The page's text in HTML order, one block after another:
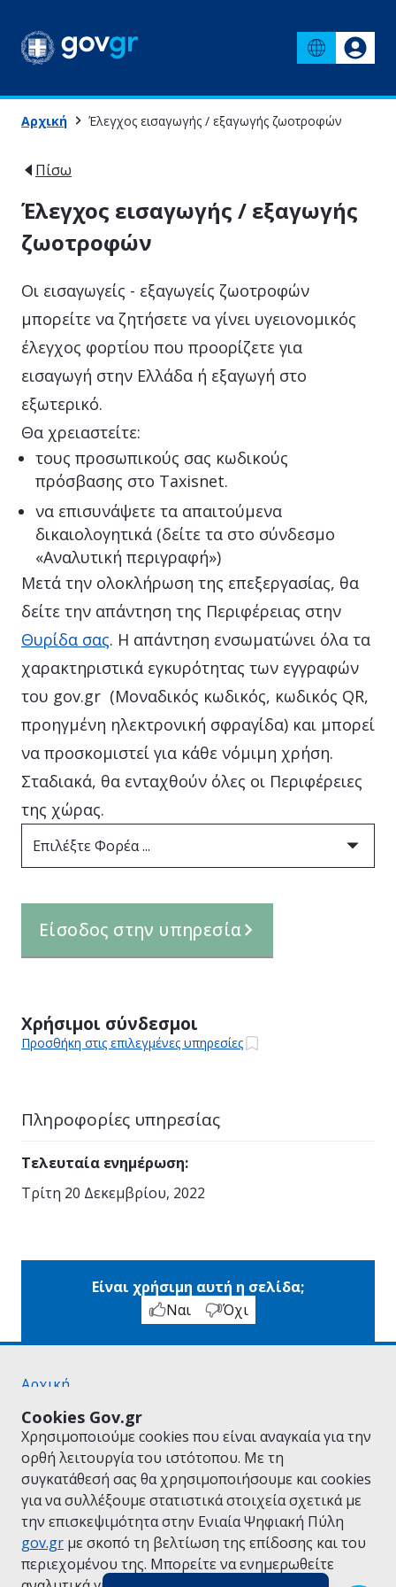
Cookies Gov.gr
Χρησιμοποιούμε cookies που είναι αναγκαία για την
ορθή λειτουργία του ιστότοπου. Με τη
συγκατάθεσή σας θα χρησιμοποιήσουμε και cookies
για να συλλέξουμε στατιστικά στοιχεία σχετικά με
την επισκεψιμότητα στην Ενιαία Ψηφιακή Πύλη
gov.gr με σκοπό τη βελτίωση της επίδοσης και του
περιεχομένου της. Μπορείτε να ενημερωθείτε
Αρχική Έλεγχος εισαγωγής / εξαγωγής ζωοτροφών
Πίσω
Έλεγχος εισαγωγής / εξαγωγής
ζωοτροφών
Οι εισαγωγείς - εξαγωγείς ζωοτροφών
μπορείτε να ζητήσετε να γίνει υγειονομικός
έλεγχος φορτίου που προορίζετε για
εισαγωγή στην Ελλάδα ή εξαγωγή στο
εξωτερικό.
Θα χρειαστείτε:
τους προσωπικούς σας κωδικούς
πρόσβασης στο Taxisnet.
να επισυνάψετε τα απαιτούμενα
δικαιολογητικά (δείτε τα στο σύνδεσμο
«Αναλυτική περιγραφή»)
Μετά την ολοκλήρωση της επεξεργασίας, θα
δείτε την απάντηση της Περιφέρειας στην
Θυρίδα σας. Η απάντηση ενσωματώνει όλα τα
χαρακτηριστικά εγκυρότητας των εγγραφών
του gov.gr (Μοναδικός κωδικός, κωδικός QR,
προηγμένη ηλεκτρονική σφραγίδα) και μπορεί
να προσκομιστεί για κάθε νόμιμη χρήση.
Σταδιακά, θα ενταχθούν όλες οι Περιφέρειες
της χώρας.
Επιλέξτε Φορέα ...
Είσοδος στην υπηρεσία
Χρήσιμοι σύνδεσμοι
Προσθήκη στις επιλεγμένες υπηρεσίες
Πληροφορίες υπηρεσίας
Τελευταία ενημέρωση:
Τρίτη 20 Δεκεμβρίου, 2022
Είναι χρήσιμη αυτή η σελίδα;
Ναι
Όχι
Αρχική
Όροι Χρήσης
Πολιτική Απορρήτου
Δήλωση προσβασιμότητας
Πολιτική cookies
Προτάσεις για το gov.gr
Υλοποίηση από το Υπουργείο Ψηφιακής
Διακυβέρνησης
Ελληνικά |Αγγλικά